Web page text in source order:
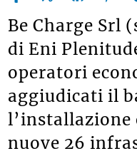
Be Charge Srl
di Eni
operatori
aggiudicati il
l’installazione
nuove 26